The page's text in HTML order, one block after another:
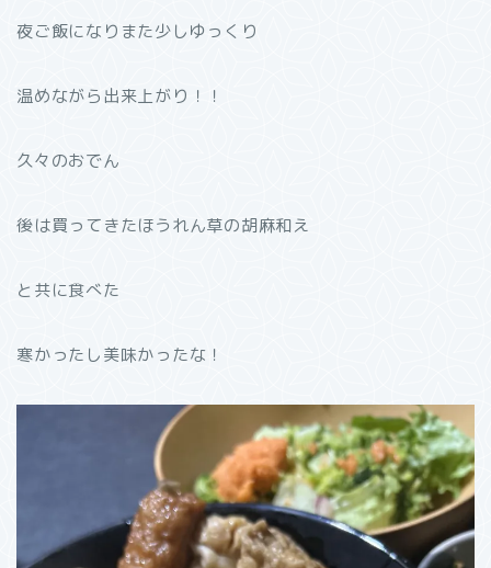
夜ご飯になりまた少しゆっくり
温めながら出来上がり！！
久々のおでん
後は買ってきたほうれん草の胡麻和え
と共に食べた
寒かったし美味かったな！